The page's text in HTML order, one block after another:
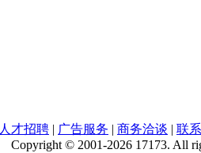
人才招聘 | 广告服务 | 商务洽谈 | 联
Copyright © 2001-2026 17173. All